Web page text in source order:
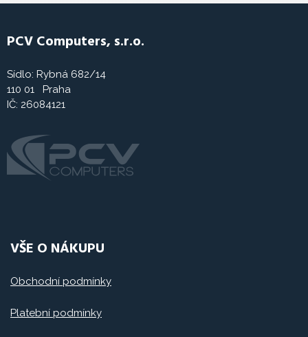
PCV Computers, s.r.o.
Sídlo: Rybná 682/14
110 01 Praha
IČ: 26084121
VŠE O NÁKUPU
Obchodní podmínky
Platební podmínky